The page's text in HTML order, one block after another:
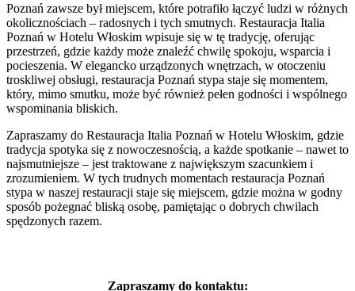
Poznań zawsze był miejscem, które potrafiło łączyć ludzi w różnych
okolicznościach – radosnych i tych smutnych. Restauracja Italia
Poznań w Hotelu Włoskim wpisuje się w tę tradycję, oferując
przestrzeń, gdzie każdy może znaleźć chwilę spokoju, wsparcia i
pocieszenia. W elegancko urządzonych wnętrzach, w otoczeniu
troskliwej obsługi, restauracja Poznań stypa staje się momentem,
który, mimo smutku, może być również pełen godności i wspólnego
wspominania bliskich.
Zapraszamy do Restauracja Italia Poznań w Hotelu Włoskim, gdzie
tradycja spotyka się z nowoczesnością, a każde spotkanie – nawet to
najsmutniejsze – jest traktowane z największym szacunkiem i
zrozumieniem. W tych trudnych momentach restauracja Poznań
stypa w naszej restauracji staje się miejscem, gdzie można w godny
sposób pożegnać bliską osobę, pamiętając o dobrych chwilach
spędzonych razem.
Zapraszamy do kontaktu: